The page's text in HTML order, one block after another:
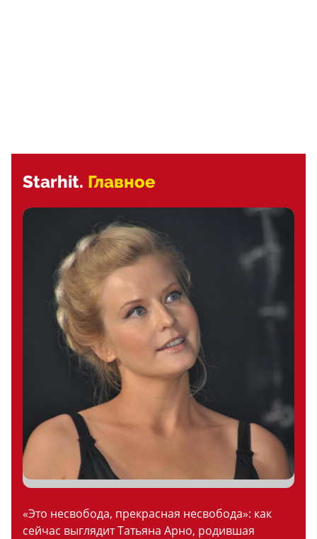
Starhit. Главное
«Это несвобода, прекрасная несвобода»: как
сейчас выглядит Татьяна Арно, родившая